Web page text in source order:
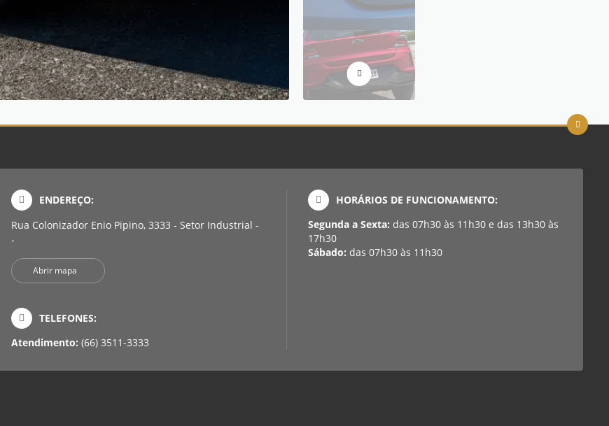
ENDEREÇO:
Rua Colonizador Enio Pipino, 3333 - Setor Industrial -
-
Abrir mapa
TELEFONES:
Atendimento:(66) 3511-3333
HORÁRIOS DE FUNCIONAMENTO:
Segunda a Sexta: das 07h30 às 11h30 e das 13h30 às
17h30
Sábado: das 07h30 às 11h30